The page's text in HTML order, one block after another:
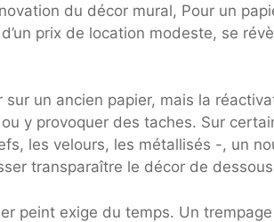
du décor mural, Pour un
prix de location modeste, se
sur un ancien papier, mais la
y provoquer des taches. Sur
les velours, les métallisés -, un
transparaître le décor de
peint exige du temps. Un